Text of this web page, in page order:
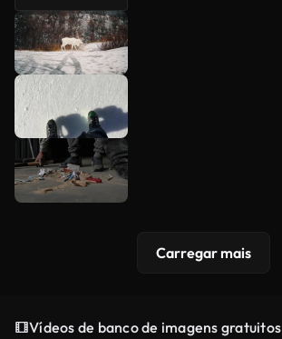
Carregar mais
Vídeos de banco de imagens gratuitos